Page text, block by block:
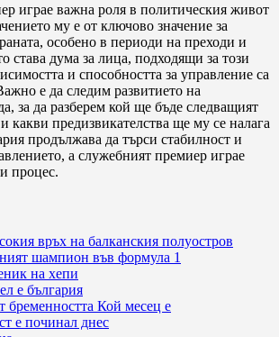
играе важна роля в политическия живот
му е от ключово значение за
особено в периоди на преходи и
става дума за лица, подходящи за този
и способността за управление са
е да следим развитието на
за да разберем кой ще бъде следващият
какви предизвикателства ще му се налага
продължава да търси стабилност и
а служебният премиер играе
процес.
връх на балканския полуостров
шампион във формула 1
на хепи
е българия
бременността Кой месец е
е починал днес